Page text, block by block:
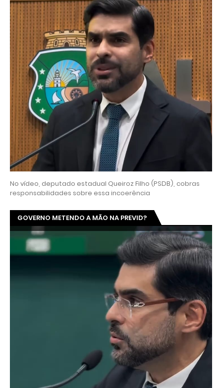
No vídeo, deputado estadual Queiroz Filho (PSDB), cobras
responsabilidades sobre essa incoerência
GOVERNO METENDO A MÃO NA PREVID?